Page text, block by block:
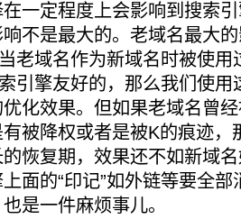
定程度上会影响到搜索引
不是最大的。老域名最大
老域名作为新域名时被使
引擎友好的，那么我们使
化效果。但如果老域名曾
被降权或者是被K的痕迹，
恢复期，效果还不如新域
面的“印记”如外链等要全
是一件麻烦事儿。